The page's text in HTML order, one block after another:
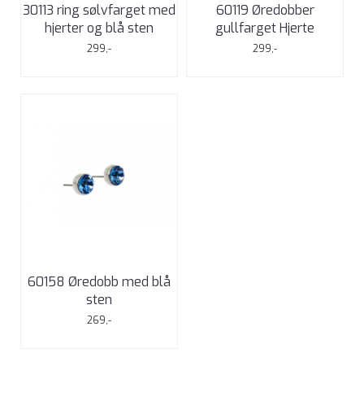
30113 ring sølvfarget med
hjerter og blå sten
299,-
60119 Øredobber
gullfarget Hjerte
299,-
60158 Øredobb med blå
sten
269,-